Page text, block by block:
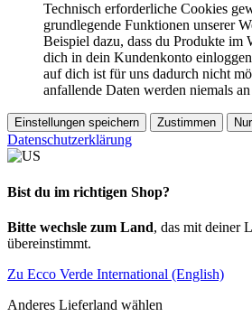
Technisch erforderliche Cookies
grundlegende Funktionen unserer
Beispiel dazu, dass du Produkte im
dich in dein Kundenkonto
auf dich ist für uns dadurch nicht
anfallende Daten werden niemals
Einstellungen speichern Zustimmen
Datenschutzerklärung
Bist du im richtigen Shop?
Bitte wechsle zum Land, das mit deiner
übereinstimmt.
Zu Ecco Verde International (English)
Anderes Lieferland wählen